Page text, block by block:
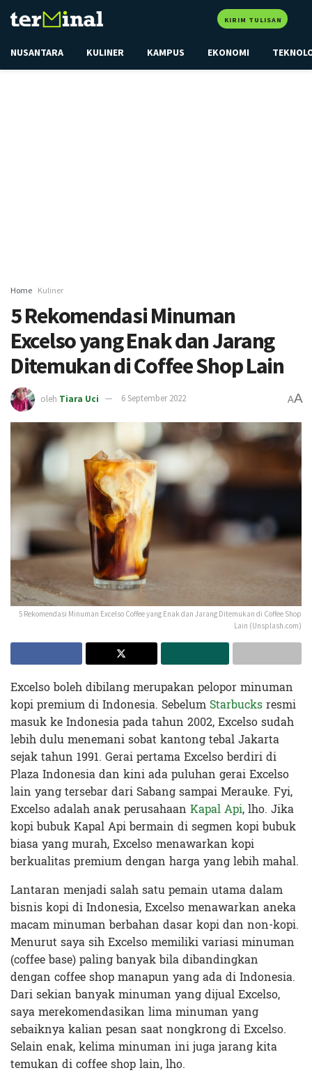
KIRIM TULISAN
NUSANTARA KULINER KAMPUS EKONOMI
Home Kuliner
5 Rekomendasi Minuman
Excelso yang Enak dan Jarang
Ditemukan di Coffee Shop Lain
oleh Tiara Uci 6 September 2022 AA
5 Rekomendasi Minuman Excelso Coffee yang Enak dan Jarang Ditemukan di Coffee Shop
Lain (Unsplash.com)
Excelso boleh dibilang merupakan pelopor minuman
kopi premium di Indonesia. Sebelum Starbucksresmi
masuk ke Indonesia pada tahun 2002, Excelso sudah
lebih dulu menemani sobat kantong tebal Jakarta
sejak tahun 1991. Gerai pertama Excelso berdiri di
Plaza Indonesia dan kini ada puluhan gerai Excelso
lain yang tersebar dari Sabang sampai Merauke. Fyi,
Excelso adalah anak perusahaan Kapal Api, lho. Jika
kopi bubuk Kapal Api bermain di segmen kopi bubuk
biasa yang murah, Excelso menawarkan kopi
berkualitas premium dengan harga yang lebih mahal.
Lantaran menjadi salah satu pemain utama dalam
bisnis kopi di Indonesia, Excelso menawarkan aneka
macam minuman berbahan dasar kopi dan non-kopi.
Menurut saya sih Excelso memiliki variasi minuman
(coffee base) paling banyak bila dibandingkan
dengan coffee shop manapun yang ada di Indonesia.
Dari sekian banyak minuman yang dijual Excelso,
saya merekomendasikan lima minuman yang
sebaiknya kalian pesan saat nongkrong di Excelso.
Selain enak, kelima minuman ini juga jarang kita
temukan di coffee shop lain, lho.